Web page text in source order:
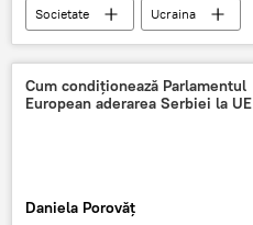
Societate Ucraina
Cum condiționează Parlamentul
European aderarea Serbiei la UE
Daniela Porovăț